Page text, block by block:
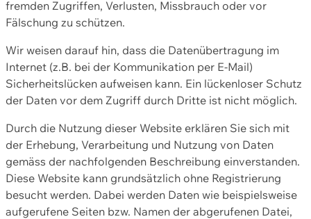
fremden Zugriffen, Verlusten, Missbrauch oder vor
Fälschung zu schützen.
Wir weisen darauf hin, dass die Datenübertragung im
Internet (z.B. bei der Kommunikation per E-Mail)
Sicherheitslücken aufweisen kann. Ein lückenloser Schutz
der Daten vor dem Zugriff durch Dritte ist nicht möglich.
Durch die Nutzung dieser Website erklären Sie sich mit
der Erhebung, Verarbeitung und Nutzung von Daten
gemäss der nachfolgenden Beschreibung einverstanden.
Diese Website kann grundsätzlich ohne Registrierung
besucht werden. Dabei werden Daten wie beispielsweise
aufgerufene Seiten bzw. Namen der abgerufenen Datei,